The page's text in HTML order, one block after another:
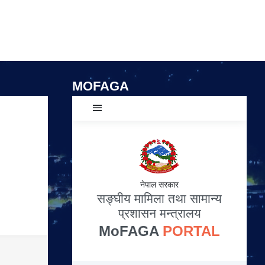
MOFAGA